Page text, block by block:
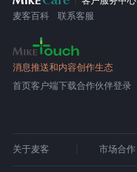
麦客百科
联系客服
消息推送和内容创作生态
首页客户端下载合作伙伴登录
关于麦客 市场合作